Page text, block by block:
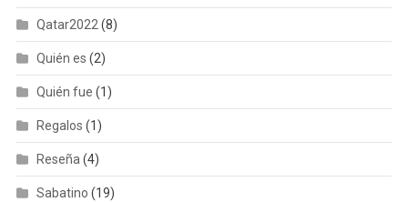
Qatar2022 (8)
Quién es (2)
Quién fue (1)
Regalos (1)
Reseña (4)
Sabatino (19)